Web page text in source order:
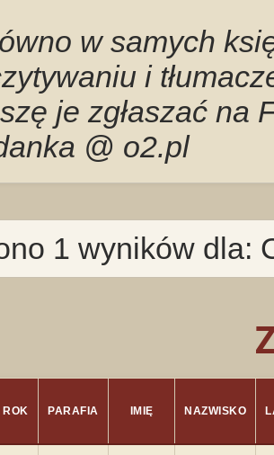
w samych
i
je zgłaszać na
@ o2.pl
1 wyników dla:
ROK PARAFIA IMIĘ NAZWISKO